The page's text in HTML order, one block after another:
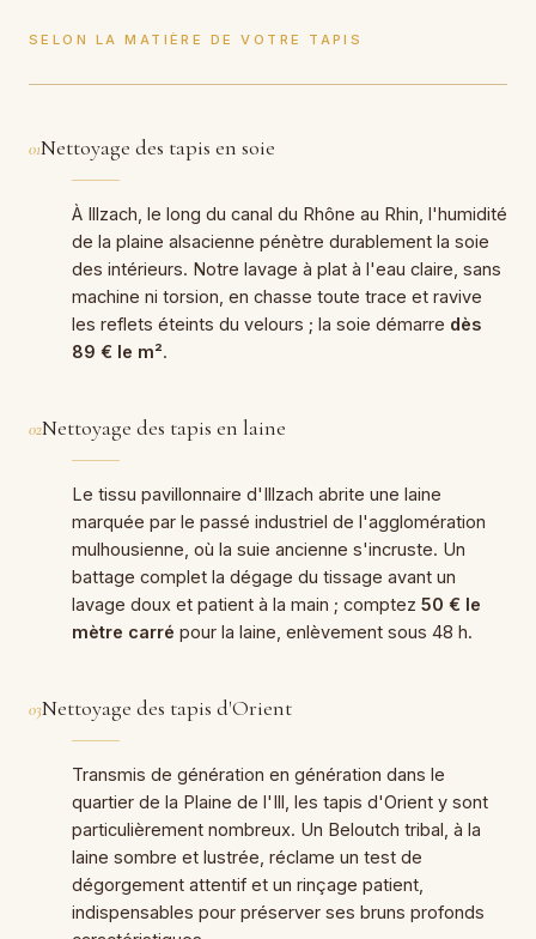
SELON LA MATIÈRE DE VOTRE TAPIS
01Nettoyage des tapis en soie
À Illzach, le long du canal du Rhône au Rhin, l'humidité
de la plaine alsacienne pénètre durablement la soie
des intérieurs. Notre lavage à plat à l'eau claire, sans
machine ni torsion, en chasse toute trace et ravive
les reflets éteints du velours ; la soie démarre dès
89 € le m².
02Nettoyage des tapis en laine
Le tissu pavillonnaire d'Illzach abrite une laine
marquée par le passé industriel de l'agglomération
mulhousienne, où la suie ancienne s'incruste. Un
battage complet la dégage du tissage avant un
lavage doux et patient à la main ; comptez 50 € le
mètre carré pour la laine, enlèvement sous 48 h.
03Nettoyage des tapis d'Orient
Transmis de génération en génération dans le
quartier de la Plaine de l'Ill, les tapis d'Orient y sont
particulièrement nombreux. Un Beloutch tribal, à la
laine sombre et lustrée, réclame un test de
dégorgement attentif et un rinçage patient,
indispensables pour préserver ses bruns profonds